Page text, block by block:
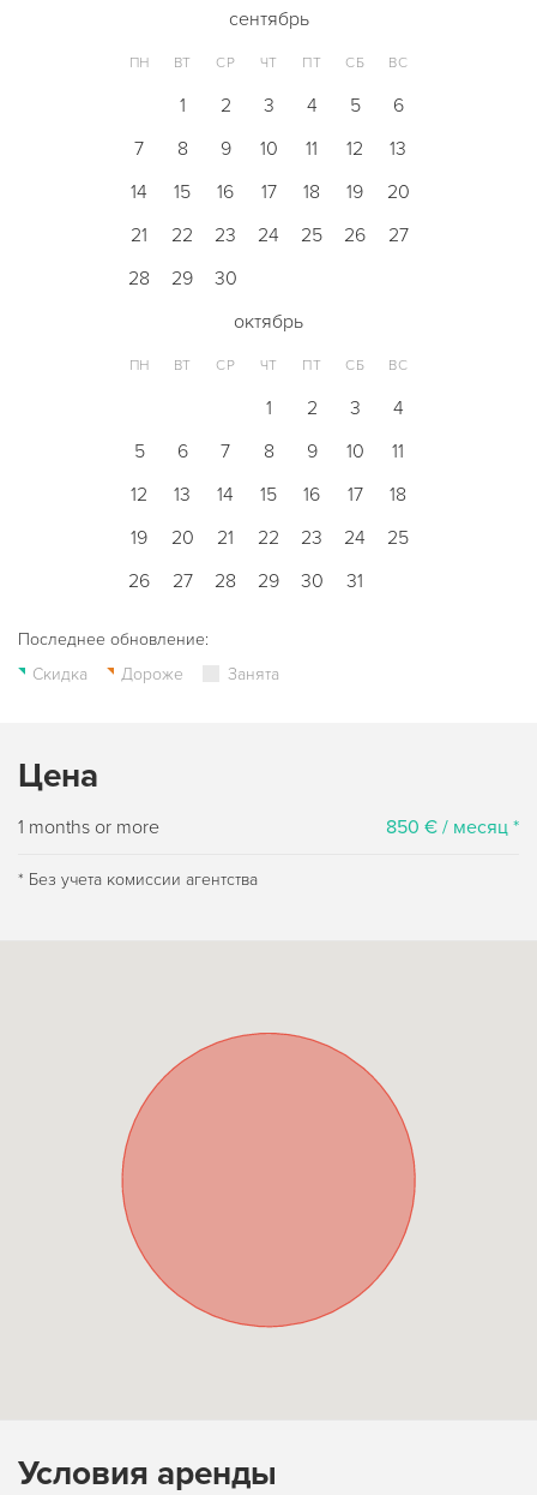
сентябрь
ПН ВТ СР ЧТ ПТ СБ ВС
1 2 3 4 5
6
7
8 9 10 11 12
13
14
15 16 17 18 19
20
21
22 23 24 25 26
27
28
29
30
октябрь
ПН ВТ СР ЧТ ПТ СБ ВС
1 2 3
4
5
6 7 8 9 10
11
12
13 14 15 16 17
18
19
20 21 22 23 24
25
26
27 28 29 30 31
Последнее обновление:
Скидка
Дороже Занята
Цена
1 months or more 850 € / месяц *
* Без учета комиссии агентства
Условия аренды